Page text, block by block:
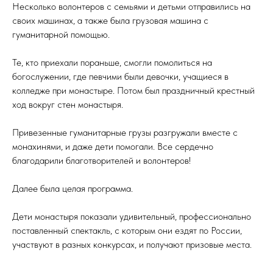
Несколько волонтеров с семьями и детьми отправились на
своих машинах, а также была грузовая машина с
гуманитарной помощью.
Те, кто приехали пораньше, смогли помолиться на
богослужении, где певчими были девочки, учащиеся в
колледже при монастыре. Потом был праздничный крестный
ход вокруг стен монастыря.
Привезенные гуманитарные грузы разгружали вместе с
монахинями, и даже дети помогали. Все сердечно
благодарили благотворителей и волонтеров!
Далее была целая программа.
Дети монастыря показали удивительный, профессионально
поставленный спектакль, с которым они ездят по России,
участвуют в разных конкурсах, и получают призовые места.